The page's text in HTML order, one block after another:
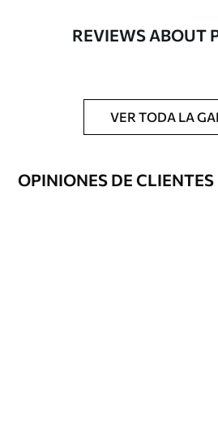
Impreso bajo
rollos de hasta
Opciones
adicionales
Disponible con
y/o adhesivo
REVIEWS ABOUT
VER TODA LA
OPINIONES DE